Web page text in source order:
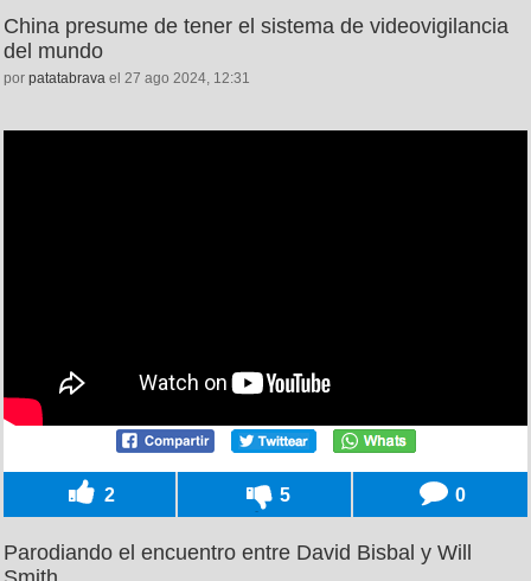
China presume de tener el sistema de videovigilancia
del mundo
por patatabrava el 27 ago 2024, 12:31
2 5 0
Parodiando el encuentro entre David Bisbal y Will